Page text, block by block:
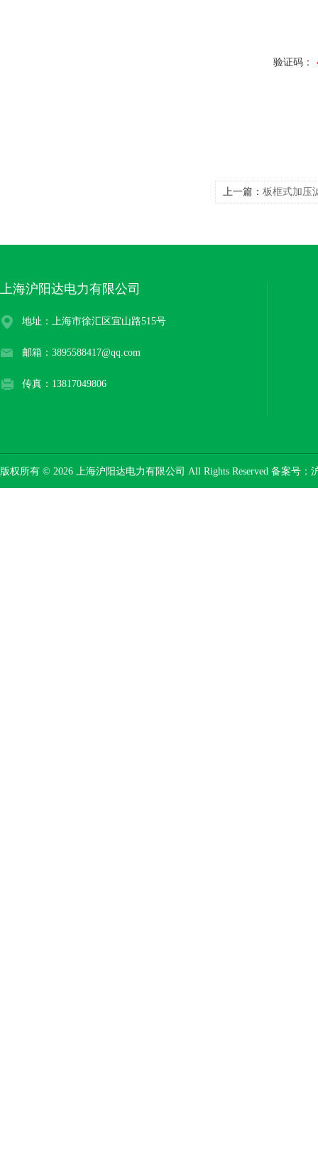
验证码：
上一篇： 板框式加压
上海沪阳达电力有限公司
地址：上海市徐汇区宜山路515号
邮箱：3895588417@qq.com
传真：13817049806
版权所有 © 2026 上海沪阳达电力有限公司 All Rights Reserved 备案号：